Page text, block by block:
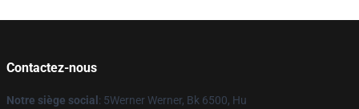
Contactez-nous
Notre siège social : 5Werner Werner, Bk 6500, Hu